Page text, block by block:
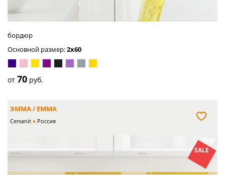
бордюр
Основной размер:2x60
синийрозовыйжёлтый
от 70 руб.
ЭММА / EMMA
Cersanit Россия
SALE